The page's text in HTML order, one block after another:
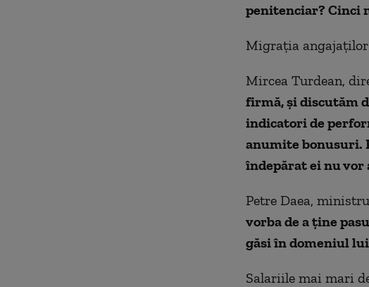
penitenciar? Cinci
Migraţia angajaţilor
Mircea Turdean,
firmă, şi discutăm
indicatori de
anumite bonusuri.
îndepărat ei nu vor
Petre Daea,
vorba de a ţine
găsi în domeniul
Salariile mai mari